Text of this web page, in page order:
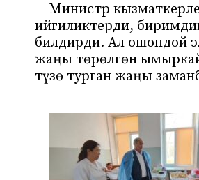
Министр
ийгиликтерди,
билдирди. Ал ошондой
жаңы төрөлгөн
түзө турган жаңы